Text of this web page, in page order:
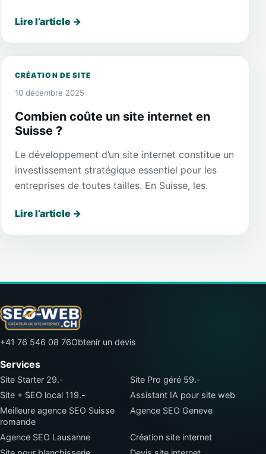
Lire l’article →
CRÉATION DE SITE
10 décembre 2025
Combien coûte un site internet en
Suisse ?
Le développement d’un site internet constitue un
investissement stratégique essentiel pour les
entreprises de toutes tailles. En Suisse, les.
Lire l’article →
+41 76 546 08 76Obtenir un devis
Services
Site Starter 29.-
Site Pro géré 59.-
Site + SEO local 119.-
Assistant IA pour site web
Meilleure agence SEO Suisse
romande
Agence SEO Geneve
Agence SEO Lausanne
Création site internet